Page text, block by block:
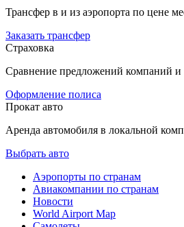
Трансфер в и из аэропорта по цене
Заказать трансфер
Страховка
Сравнение предложений компаний
Оформление полиса
Прокат авто
Аренда автомобиля в локальной
Выбрать авто
Аэропорты по странам
Авиакомпании по странам
Новости
World Airport Map